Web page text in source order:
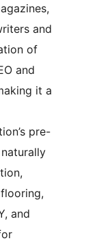
and
of
and
it a
pre-
and